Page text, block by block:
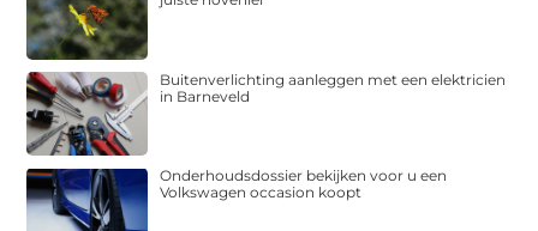
Buitenverlichting aanleggen met een elektricien
in Barneveld
Onderhoudsdossier bekijken voor u een
Volkswagen occasion koopt